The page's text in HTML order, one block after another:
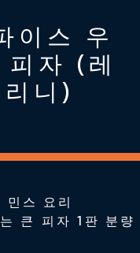
이스 우
자 (레
니)
민스 요리
큰 피자 1판 분량